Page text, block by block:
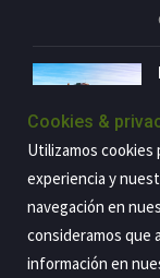
Cookies &
Utilizamos cookies
experiencia y
navegación en
consideramos que
información en